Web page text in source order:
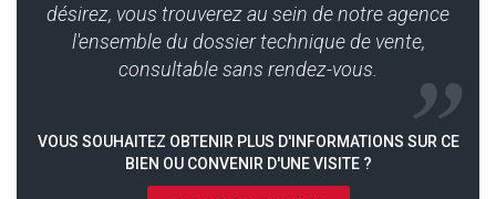
désirez, vous trouverez au sein de notre agence
l'ensemble du dossier technique de vente,
consultable sans rendez-vous.
VOUS SOUHAITEZ OBTENIR PLUS D'INFORMATIONS SUR CE
BIEN OU CONVENIR D'UNE VISITE ?